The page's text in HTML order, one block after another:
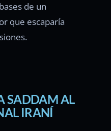
de un
que escaparía
SADDAM AL
IRANÍ